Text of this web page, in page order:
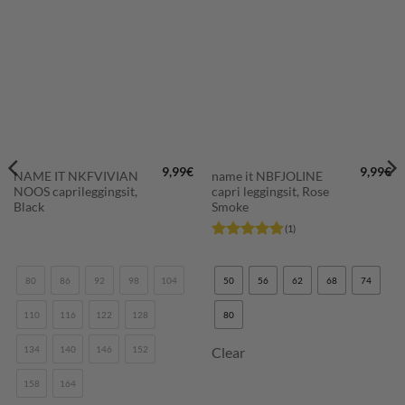
NAME IT NKFVIVIAN
NOOS caprileggingsit,
Black
9,99€
80 86 92 98 104
110 116 122 128
134 140 146 152
158 164
name it NBFJOLINE
capri leggingsit, Rose
Smoke
tuotteesta:5
/ 5
(1)
9,99€
50 56 62 68 74
80
Clear